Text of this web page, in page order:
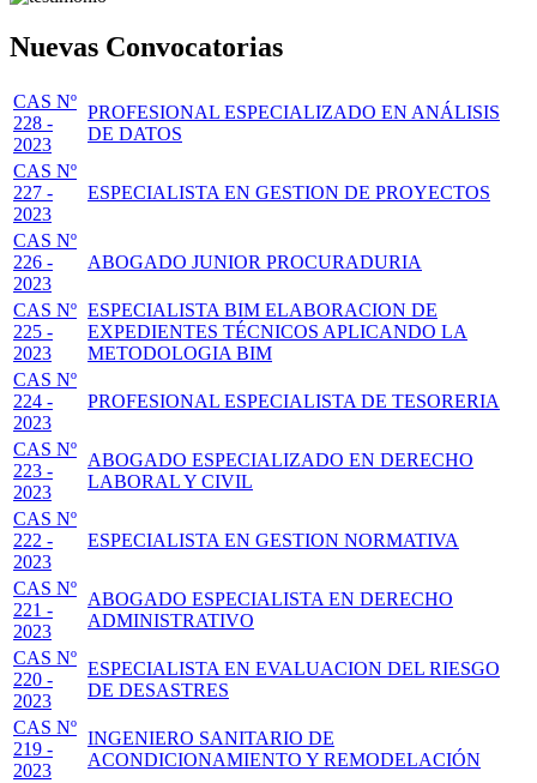
Nuevas Convocatorias
CAS Nº
228 -
2023
PROFESIONAL ESPECIALIZADO EN ANÁLISIS
DE DATOS
CAS Nº
227 -
2023
ESPECIALISTA EN GESTION DE PROYECTOS
CAS Nº
226 -
2023
ABOGADO JUNIOR PROCURADURIA
CAS Nº
225 -
2023
ESPECIALISTA BIM ELABORACION DE
EXPEDIENTES TÉCNICOS APLICANDO LA
METODOLOGIA BIM
CAS Nº
224 -
2023
PROFESIONAL ESPECIALISTA DE TESORERIA
CAS Nº
223 -
2023
ABOGADO ESPECIALIZADO EN DERECHO
LABORAL Y CIVIL
CAS Nº
222 -
2023
ESPECIALISTA EN GESTION NORMATIVA
CAS Nº
221 -
2023
ABOGADO ESPECIALISTA EN DERECHO
ADMINISTRATIVO
CAS Nº
220 -
2023
ESPECIALISTA EN EVALUACION DEL RIESGO
DE DESASTRES
CAS Nº
219 -
2023
INGENIERO SANITARIO DE
ACONDICIONAMIENTO Y REMODELACIÓN